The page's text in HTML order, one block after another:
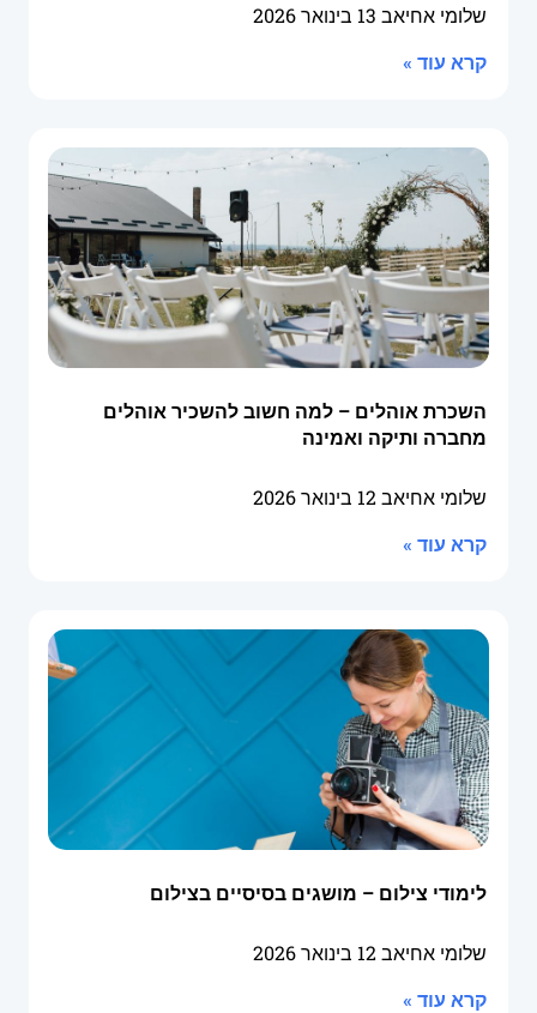
שלומי אחיאב 13 בינואר 2026
קרא עוד »
השכרת אוהלים – למה חשוב להשכיר אוהלים
מחברה ותיקה ואמינה
שלומי אחיאב12 בינואר 2026
קרא עוד »
לימודי צילום – מושגים בסיסיים בצילום
שלומי אחיאב12 בינואר 2026
קרא עוד »